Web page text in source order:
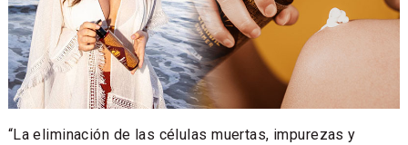
“La eliminación de las células muertas, impurezas y